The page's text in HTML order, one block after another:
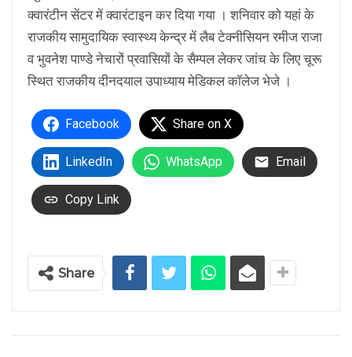
क्वारंटीन सेंटर में क्वारंटाइन कर दिया गया । शनिवार को यहां के
राजकीय सामुदायिक स्वास्थ्य केन्द्र में लैब टेक्नीसियन रमीज राजा
व भुवनेश पाण्डे नेचारों प्रवासियों के सैम्पल लेकर जांच के लिए चूरू
स्थित राजकीय दीनदयाल उपाध्याय मेडिकल कॉलेज भेजे ।
Facebook Share on X
LinkedIn WhatsApp Email
Copy Link
Share